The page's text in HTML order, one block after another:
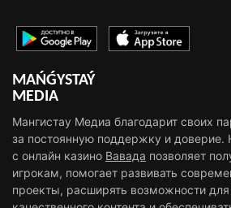
MAŃǴYSTAÝ
MEDIA
Мангистау Медиа благодарит своих
за постоянную поддержку и доверие.
с онлайн казино Вавада позволяет
игрокам, помогает развивать
проекты, расширять возможности для